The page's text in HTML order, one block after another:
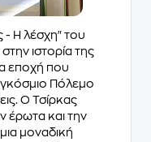
- Η λέσχη" του
ιστορία της
εποχή που
Πόλεμο
Ο Τσίρκας
έρωτα και την
μοναδική